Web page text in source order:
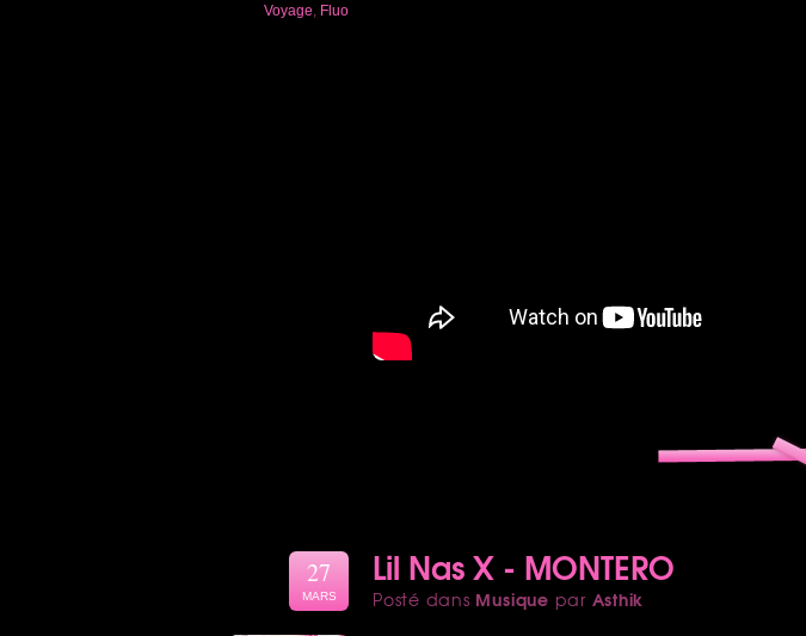
Voyage Fluo
Lil Nas X - MONTERO
Posté dans Musique par Asthik
27
MARS